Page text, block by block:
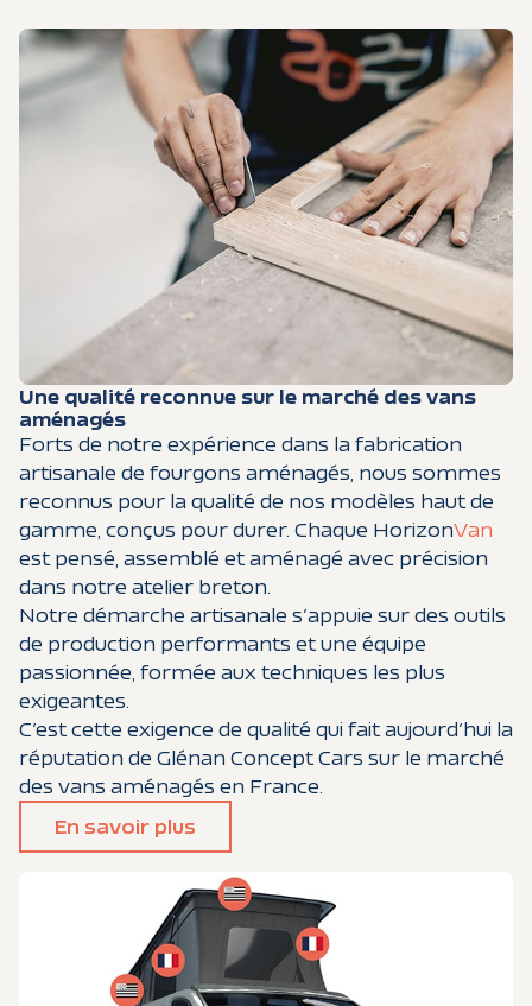
Une qualité reconnue sur le marché des vans
aménagés
Forts de notre expérience dans la fabrication
artisanale de fourgons aménagés, nous sommes
reconnus pour la qualité de nos modèles haut de
gamme, conçus pour durer. Chaque HorizonVan
est pensé, assemblé et aménagé avec précision
dans notre atelier breton.
Notre démarche artisanale s’appuie sur des outils
de production performants et une équipe
passionnée, formée aux techniques les plus
exigeantes.
C’est cette exigence de qualité qui fait aujourd’hui la
réputation de Glénan Concept Cars sur le marché
des vans aménagés en France.
En savoir plus